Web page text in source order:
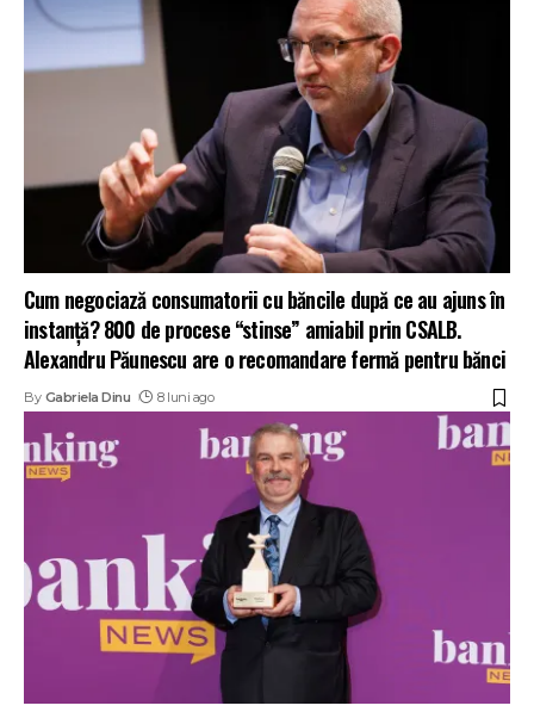
Cum negociază consumatorii cu băncile după ce au ajuns în
instanță? 800 de procese “stinse” amiabil prin CSALB.
Alexandru Păunescu are o recomandare fermă pentru bănci
By Gabriela Dinu 8 luni ago